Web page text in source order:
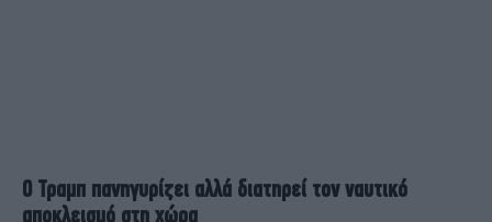
Ο Τραμπ πανηγυρίζει αλλά διατηρεί τον ναυτικό
αποκλεισμό στη χώρα